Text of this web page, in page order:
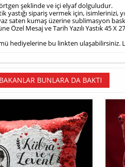
şeklinde ve içi elyaf dolguludur.
yastığı sipariş vermek için, isimlerinizi,
saten kumaş üzerine sublimasyon
Özel Mesaj ve Tarih Yazılı Yastık 45 X
hediyelerine bu linkten ulaşabilirsiniz.
BUNLARA DA BAKTI